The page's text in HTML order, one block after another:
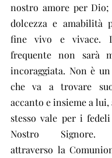
nostro amore per
dolcezza e amabilità
fine vivo e vivace.
frequente non sarà
incoraggiata. Non è
che va a trovare
accanto e insieme a lui,
stesso vale per i
Nostro Signore.
attraverso la